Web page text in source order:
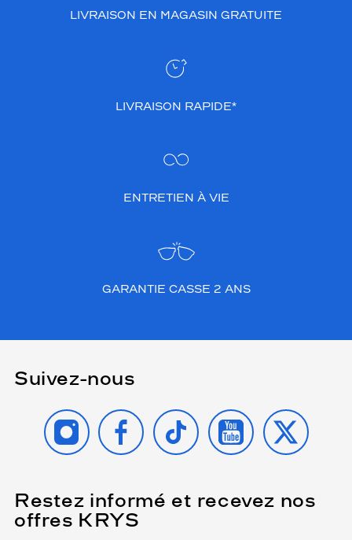
LIVRAISON EN MAGASIN GRATUITE
LIVRAISON RAPIDE*
ENTRETIEN À VIE
GARANTIE CASSE 2 ANS
Suivez-nous
INSTAGRAMFACEBOOK
TIKTOK YOUTUBE
X
Restez informé et recevez nos
offres KRYS
Name
(Ce
champ
est
obligatoire)